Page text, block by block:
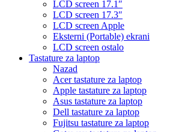
LCD screen 17.1″
LCD screen 17.3″
LCD screen Apple
Eksterni (Portable) ekrani
LCD screen ostalo
Tastature za laptop
Nazad
Acer tastature za laptop
Apple tastature za laptop
Asus tastature za laptop
Dell tastature za laptop
Fujitsu tastature za laptop